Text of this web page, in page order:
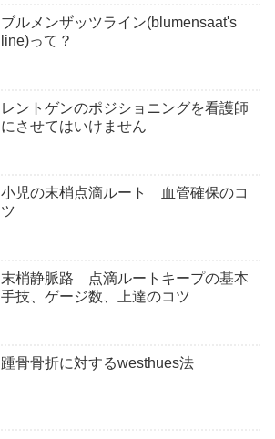
ブルメンザッツライン(blumensaat's
line)って？
レントゲンのポジショニングを看護師
にさせてはいけません
小児の末梢点滴ルート 血管確保のコ
ツ
末梢静脈路 点滴ルートキープの基本
手技、ゲージ数、上達のコツ
踵骨骨折に対するwesthues法